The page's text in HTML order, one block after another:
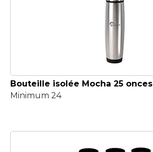
Bouteille isolée Mocha 25 onces
Minimum 24